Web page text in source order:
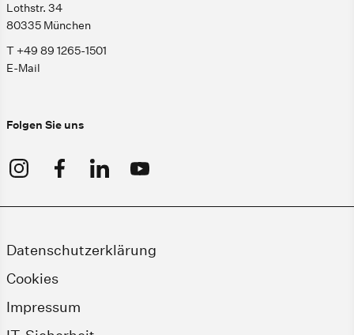
Lothstr. 34
80335 München
T +49 89 1265-1501
E-Mail
Folgen Sie uns
Datenschutzerklärung
Cookies
Impressum